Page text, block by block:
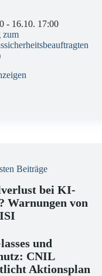
- 16.10. 17:00
zum
Beiträge
bei KI-
Warnungen von
und
CNIL
Aktionsplan